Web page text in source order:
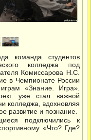
команда студентов
колледжа под
Комиссарова Н.С.
в Чемпионате России
«Знание. Игра».
уже стал важной
колледжа, вдохновляя
развитие и познание.
подключились к
«Что? Где?